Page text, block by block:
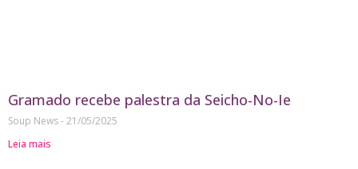
Gramado recebe palestra da Seicho-No-Ie
Soup News 21/05/2025
Leia mais